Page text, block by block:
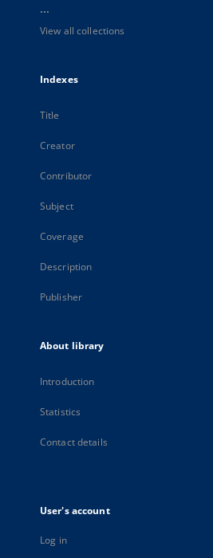
...
View all collections
Indexes
Title
Creator
Contributor
Subject
Coverage
Description
Publisher
About library
Introduction
Statistics
Contact details
User's account
Log in